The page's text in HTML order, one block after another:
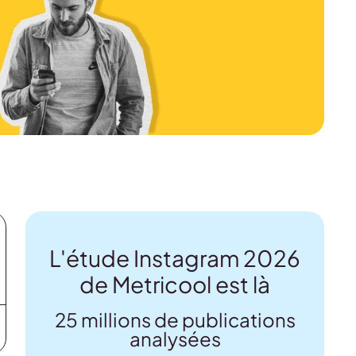
L'étude Instagram 2026
de Metricool est là
25 millions de publications
analysées